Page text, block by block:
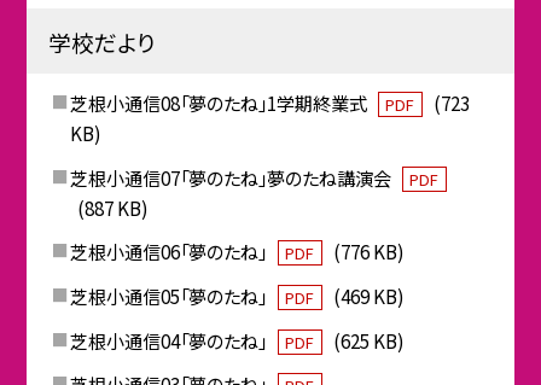
学校だより
芝根小通信08「夢のたね」1学期終業式 PDF
(723
KB)
芝根小通信07「夢のたね」夢のたね講演会
PDF
(887 KB)
芝根小通信06「夢のたね」
PDF
(776 KB)
芝根小通信05「夢のたね」
PDF
(469 KB)
芝根小通信04「夢のたね」
PDF
(625 KB)